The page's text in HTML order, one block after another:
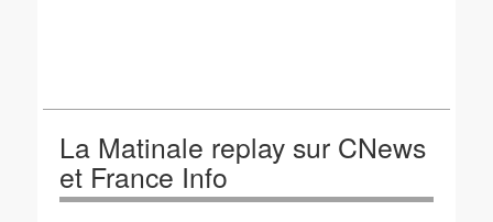
La Matinale replay sur CNews
et France Info